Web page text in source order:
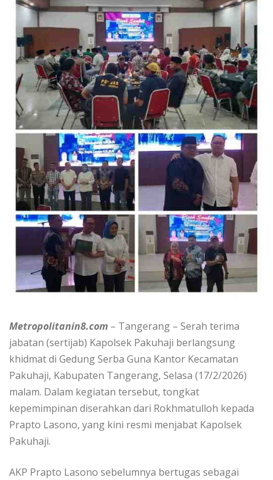
Metropolitanin8.com – Tangerang – Serah terima
jabatan (sertijab) Kapolsek Pakuhaji berlangsung
khidmat di Gedung Serba Guna Kantor Kecamatan
Pakuhaji, Kabupaten Tangerang, Selasa (17/2/2026)
malam. Dalam kegiatan tersebut, tongkat
kepemimpinan diserahkan dari Rokhmatulloh kepada
Prapto Lasono, yang kini resmi menjabat Kapolsek
Pakuhaji.
AKP Prapto Lasono sebelumnya bertugas sebagai